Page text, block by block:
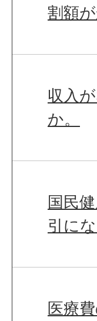
割額
収入
か。
国民
引に
医療